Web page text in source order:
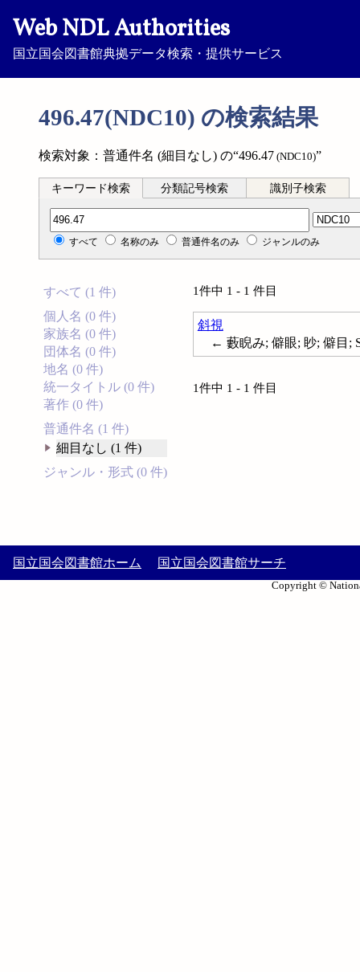
Web NDL Authorities
国立国会図書館典拠データ検索・提供サービス
496.47(NDC10) の検索結果
検索対象：普通件名 (細目なし) の“496.47 (NDC10)”
キーワード検索 分類記号検索 識別子検索
分類記号検索
すべて 名称のみ 普通件名のみ ジャンルのみ
すべて (1 件)
個人名 (0 件)
家族名 (0 件)
団体名 (0 件)
地名 (0 件)
統一タイトル (0 件)
著作 (0 件)
普通件名 (1 件)
細目なし (1 件)
ジャンル・形式 (0 件)
1件中 1 - 1 件目
斜視
← 藪睨み; 僻眼; 眇; 僻目;
1件中 1 - 1 件目
国立国会図書館ホーム 国立国会図書館サーチ
Copyright ©